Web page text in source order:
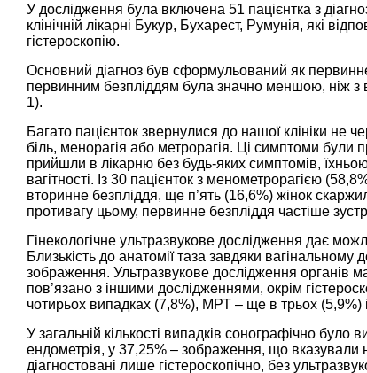
У дослідження була включена 51 пацієнтка з
клінічній лікарні Букур, Бухарест, Румунія, які
гістероскопію.
Основний діагноз був сформульований як
первинним безпліддям була значно меншою, ніж з
1).
Багато пацієнток звернулися до нашої клініки не
біль, менорагія або метрорагія. Ці симптоми були
прийшли в лікарню без будь-яких симптомів,
вагітності. Із 30 пацієнток з менометрорагією
вторинне безпліддя, ще п’ять (16,6%) жінок
противагу цьому, первинне безпліддя частіше
Гінекологічне ультразвукове дослідження дає
Близькість до анатомії таза завдяки
зображення. Ультразвукове дослідження органів
пов’язано з іншими дослідженнями, окрім
чотирьох випадках (7,8%), МРТ – ще в трьох (5,9%)
У загальній кількості випадків сонографічно
ендометрія, у 37,25% – зображення, що вказували
діагностовані лише гістероскопічно, без